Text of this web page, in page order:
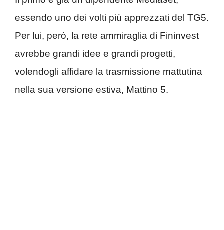
essendo uno dei volti più apprezzati del TG5.
Per lui, però, la rete ammiraglia di Fininvest
avrebbe grandi idee e grandi progetti,
volendogli affidare la trasmissione mattutina
nella sua versione estiva, Mattino 5.